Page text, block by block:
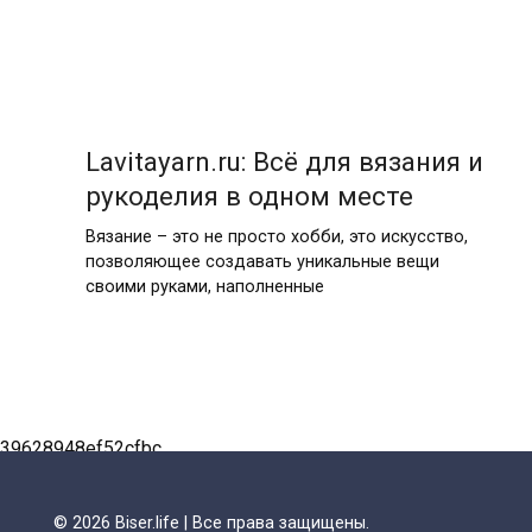
Lavitayarn.ru: Всё для вязания и
рукоделия в одном месте
Вязание – это не просто хобби, это искусство,
позволяющее создавать уникальные вещи
своими руками, наполненные
© 2026 Biser.life | Все права защищены.
39628948ef52cfbc